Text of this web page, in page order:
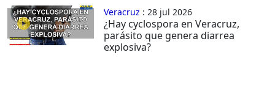
Veracruz : 28 jul 2026
¿Hay cyclospora en Veracruz,
parásito que genera diarrea
explosiva?